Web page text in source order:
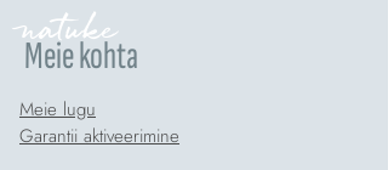
Meie kohta
natuke
Meie lugu
Garantii aktiveerimine